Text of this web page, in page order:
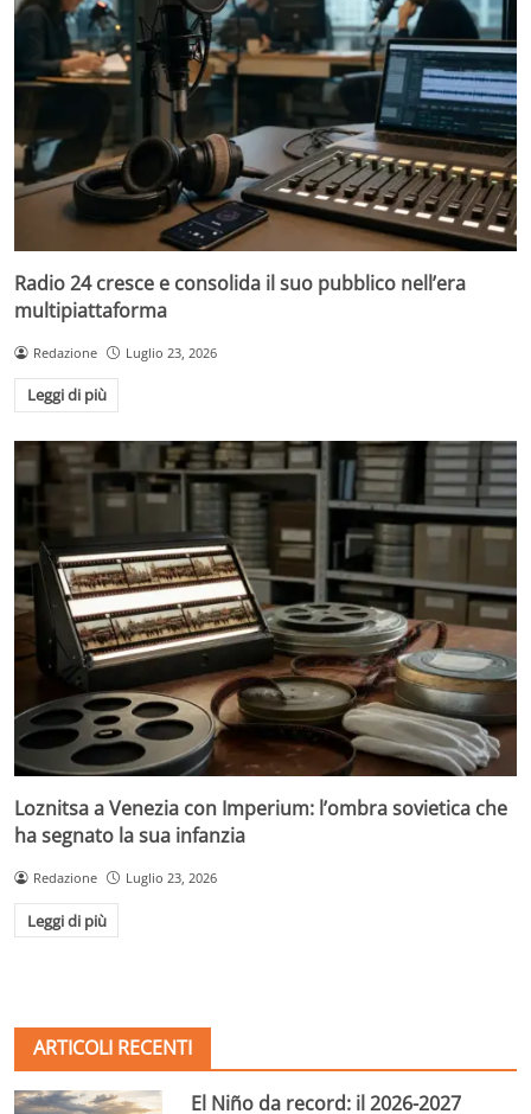
Radio 24 cresce e consolida il suo pubblico nell’era
multipiattaforma
Redazione Luglio 23, 2026
Leggi di più
Loznitsa a Venezia con Imperium: l’ombra sovietica che
ha segnato la sua infanzia
Redazione Luglio 23, 2026
Leggi di più
ARTICOLI RECENTI
El Niño da record: il 2026-2027